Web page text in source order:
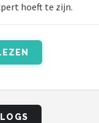
hoeft te zijn.